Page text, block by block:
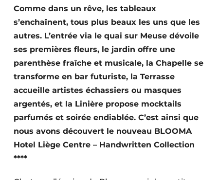
Comme dans un rêve, les tableaux
s’enchaînent, tous plus beaux les uns que les
autres. L’entrée via le quai sur Meuse dévoile
ses premières fleurs, le jardin offre une
parenthèse fraîche et musicale, la Chapelle se
transforme en bar futuriste, la Terrasse
accueille artistes échassiers ou masques
argentés, et la Linière propose mocktails
parfumés et soirée endiablée. C’est ainsi que
nous avons découvert le nouveau BLOOMA
Hotel Liège Centre – Handwritten Collection
****